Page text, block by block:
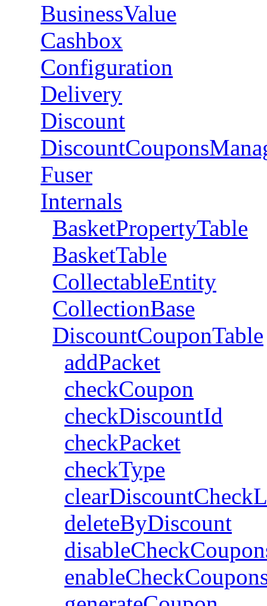
BusinessValue
Cashbox
Configuration
Delivery
Discount
Fuser
Internals
BasketPropertyTable
BasketTable
CollectableEntity
CollectionBase
DiscountCouponTable
addPacket
checkCoupon
checkDiscountId
checkPacket
checkType
deleteByDiscount